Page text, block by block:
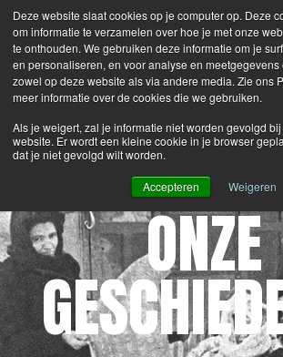
Deze website slaat cookies op je computer op. Deze
om informatie te verzamelen over hoe je met onze
te onthouden. We gebruiken deze informatie om je
en personaliseren, en voor analyse en meetgegevens
zowel op deze website als via andere media. Zie ons
meer informatie over de cookies die we gebruiken.
Als je weigert, zal je informatie niet worden gevolgd
website. Er wordt een kleine cookie in je browser
dat je niet gevolgd wilt worden.
Accepteren Weigeren
Search Login
ONZE